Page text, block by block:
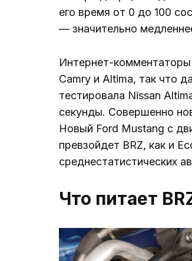
его время от 0 до 100
— значительно
Интернет-комментаторы
Camry и Altima, так что
тестировала Nissan
секунды. Совершенно
Новый Ford Mustang с
превзойдет BRZ, как и
среднестатистических
Что питает